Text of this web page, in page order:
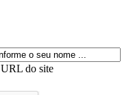
URL do site